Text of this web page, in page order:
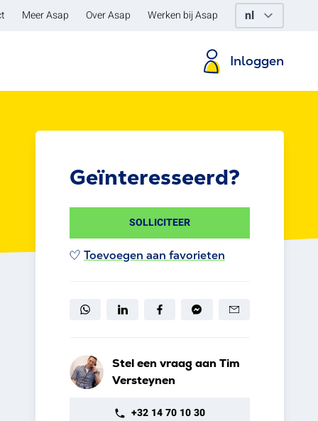
Meer Asap Over Asap Werken bij Asap
Inloggen
Geïnteresseerd?
SOLLICITEER
Toevoegen aan favorieten
Stel een vraag aan Tim
Versteynen
+32 14 70 10 30